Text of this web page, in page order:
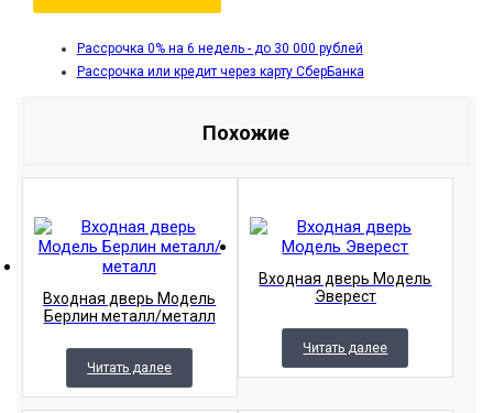
Рассрочка 0% на 6 недель - до 30 000 рублей
Рассрочка или кредит через карту СберБанка
Похожие
Входная дверь Модель
Берлин металл/металл
Читать далее
Входная дверь Модель
Эверест
Читать далее